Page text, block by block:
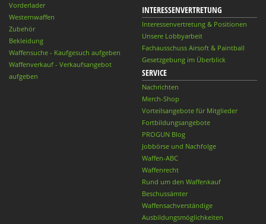
Vorderlader
Westernwaffen
Zubehör
Bekleidung
Waffensuche - Kaufgesuch aufgeben
Waffenverkauf - Verkaufsangebot
aufgeben
INTERESSENVERTRETUNG
Interessenvertretung & Positionen
Unsere Lobbyarbeit
Fachausschuss Airsoft & Paintball
Gesetzgebung im Überblick
SERVICE
Nachrichten
Merch-Shop
Vorteilsangebote für Mitglieder
Fortbildungsangebote
PROGUN Blog
Jobbörse und Nachfolge
Waffen-ABC
Waffenrecht
Rund um den Waffenkauf
Beschussämter
Waffensachverständige
Ausbildungsmöglichkeiten